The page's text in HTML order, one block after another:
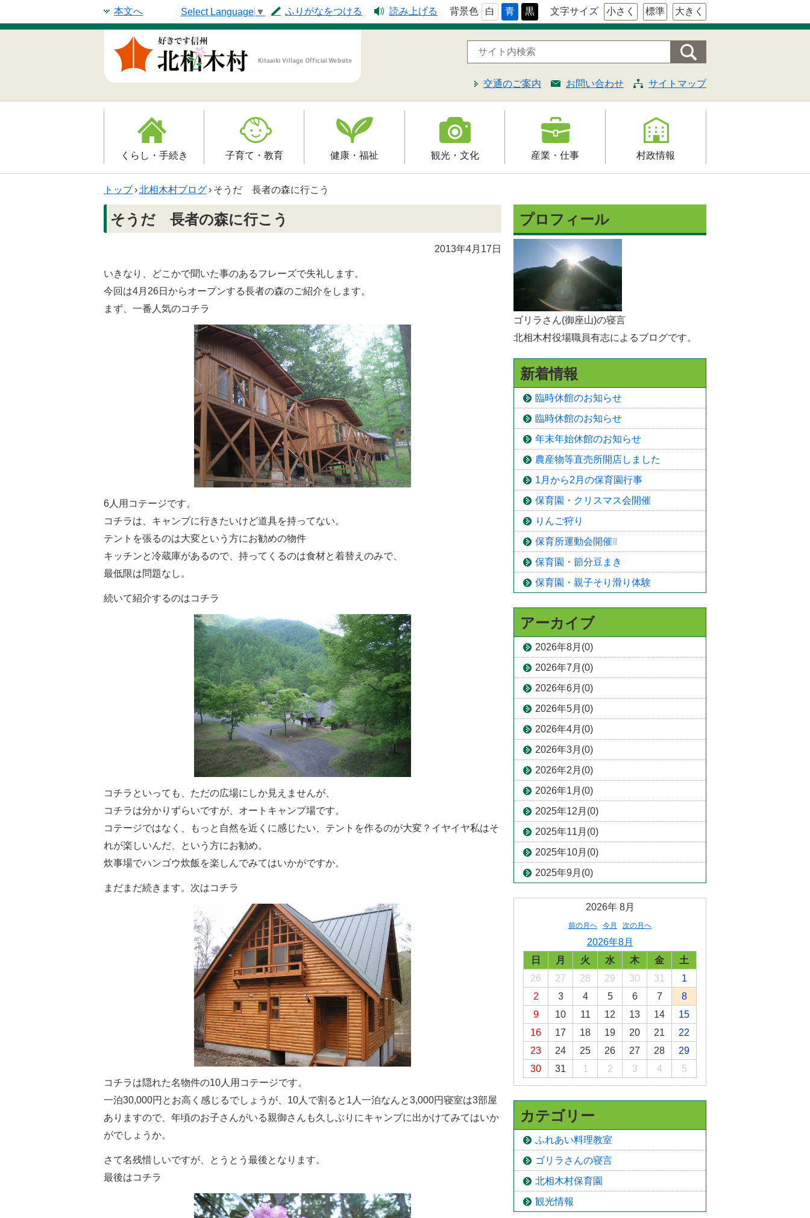
本文へ 文字サイズ 小さく 標準 大きく
Select Language ▼ ふりがなをつける 読み上げる 背景色 白 青 黒
交通のご案内 お問い合わせ サイトマップ
くらし・手続き
登録
防災情報
税金
子育て・教育
母子の健康・予防接種
保育園
生涯学習
公民館
健康・福祉
介護保険
障害福祉
予防接種
観光・文化
文化財
レジャー・スポーツ
産業・仕事
届出・証明・法令・規
入札・契約
村政情報
組織案内
村長の部屋
統計・人口
広報きたあいき
トップ›北相木村ブログ› そうだ 長者の森に行こう
そうだ 長者の森に行こう
2013年4月17日
いきなり、どこかで聞いた事のあるフレーズで失礼します。
今回は4月26日からオープンする長者の森のご紹介をします。
まず、一番人気のコチラ
6人用コテージです。
コチラは、キャンプに行きたいけど道具を持ってない。
テントを張るのは大変という方にお勧めの物件
キッチンと冷蔵庫があるので、持ってくるのは食材と着替えのみで、
最低限は問題なし。
続いて紹介するのはコチラ
コチラといっても、ただの広場にしか見えませんが、
コチラは分かりずらいですが、オートキャンプ場です。
コテージではなく、もっと自然を近くに感じたい、テントを作るのが大変？イヤイヤ私はそ
れが楽しいんだ、という方にお勧め。
炊事場でハンゴウ炊飯を楽しんでみてはいかがですか。
まだまだ続きます。次はコチラ
コチラは隠れた名物件の10人用コテージです。
一泊30,000円とお高く感じるでしょうが、10人で割ると1人一泊なんと3,000円寝室は3部屋
ありますので、年頃のお子さんがいる親御さんも久しぶりにキャンプに出かけてみてはいか
がでしょうか。
さて名残惜しいですが、とうとう最後となります。
最後はコチラ
プロフィール
ゴリラさん(御座山)の寝言
北相木村役場職員有志によるブログです。
新着情報
臨時休館のお知らせ
臨時休館のお知らせ
年末年始休館のお知らせ
農産物等直売所開店しました
1月から2月の保育園行事
保育園・クリスマス会開催
りんご狩り
保育所運動会開催❕❕
保育園・節分豆まき
保育園・親子そり滑り体験
アーカイブ
2026年8月(0)
2026年7月(0)
2026年6月(0)
2026年5月(0)
2026年4月(0)
2026年3月(0)
2026年2月(0)
2026年1月(0)
2025年12月(0)
2025年11月(0)
2025年10月(0)
2025年9月(0)
2026年 8月
前の月へ 今月 次の月へ
2026年8月
日
月 火 水 木 金
土
26
27 28 29 30 31
1
2
3 4 5 6 7
8
9
10 11 12 13 14
15
16
17 18 19 20 21
22
23
24 25 26 27 28
29
30
31 1 2 3 4 5
カテゴリー
ふれあい料理教室
ゴリラさんの寝言
北相木村保育園
観光情報